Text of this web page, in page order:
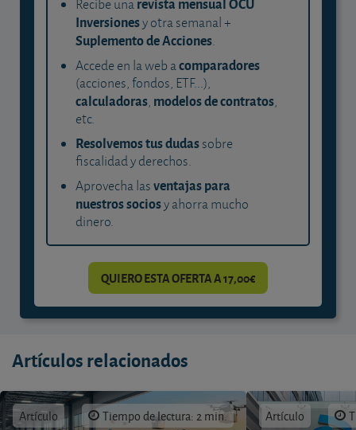
Recibe una
Inversionesy otra semanal +
Suplemento de Acciones.
Accede en la web acomparadores
(acciones, fondos, ETF...),
calculadoras, modelos de contratos,
etc.
Resolvemos tus dudassobre
fiscalidad y derechos.
Aprovecha lasventajas para
nuestros sociosy ahorra mucho
dinero.
QUIERO ESTA OFERTA A 17,00€
Artículos relacionados
Artículo Tiempo de lectura: 2 min. Artículo